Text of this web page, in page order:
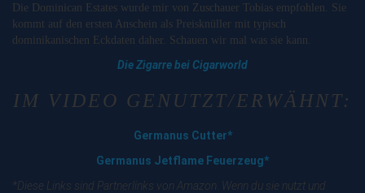
Die Dominican Estates wurde mir von Zuschauer Tobias empfohlen. Sie
kommt auf den ersten Anschein als Preisknüller mit typisch
dominikanischen Eckdaten daher. Schauen wir mal was sie kann.
Die Zigarre bei Cigarworld
IM VIDEO GENUTZT/ERWÄHNT:
Germanus Cutter*
Germanus Jetflame Feuerzeug*
*Diese Links sind Partnerlinks von Amazon. Wenn du sie nutzt und